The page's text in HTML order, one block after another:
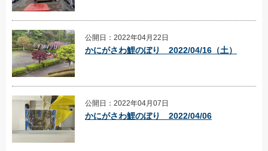
公開日：2022年04月22日
かにがさわ鯉のぼり 2022/04/16（土）
公開日：2022年04月07日
かにがさわ鯉のぼり 2022/04/06